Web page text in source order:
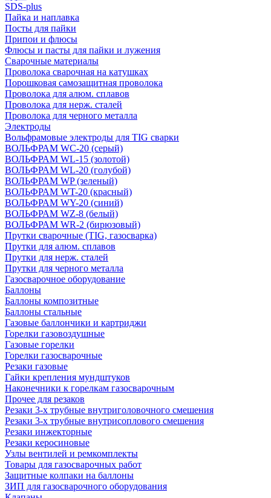
SDS-plus
Пайка и наплавка
Посты для пайки
Припои и флюсы
Флюсы и пасты для пайки и лужения
Сварочные материалы
Проволока сварочная на катушках
Порошковая самозащитная проволока
Проволока для алюм. сплавов
Проволока для нерж. сталей
Проволока для черного металла
Электроды
Вольфрамовые электроды для TIG сварки
ВОЛЬФРАМ WC-20 (серый)
ВОЛЬФРАМ WL-15 (золотой)
ВОЛЬФРАМ WL-20 (голубой)
ВОЛЬФРАМ WP (зеленый)
ВОЛЬФРАМ WT-20 (красный)
ВОЛЬФРАМ WY-20 (синий)
ВОЛЬФРАМ WZ-8 (белый)
ВОЛЬФРАМ WR-2 (бирюзовый)
Прутки сварочные (TIG, газосварка)
Прутки для алюм. сплавов
Прутки для нерж. сталей
Прутки для черного металла
Газосварочное оборудование
Баллоны
Баллоны композитные
Баллоны стальные
Газовые баллончики и картриджи
Горелки газовоздушные
Газовые горелки
Горелки газосварочные
Резаки газовые
Гайки крепления мундштуков
Наконечники к горелкам газосварочным
Прочее для резаков
Резаки 3-х трубные внутриголовочного смешения
Резаки 3-х трубные внутрисоплового смешения
Резаки инжекторные
Резаки керосиновые
Узлы вентилей и ремкомплекты
Товары для газосварочных работ
Защитные колпаки на баллоны
ЗИП для газосварочного оборудования